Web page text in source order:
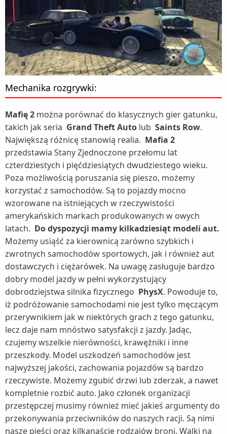
Mechanika rozgrywki:
Mafię 2 można porównać do klasycznych gier gatunku,
takich jak seria Grand Theft Auto lub Saints Row.
Największą różnicę stanowią realia. Mafia 2
przedstawia Stany Zjednoczone przełomu lat
czterdziestych i pięćdziesiątych dwudziestego wieku.
Poza możliwością poruszania się pieszo, możemy
korzystać z samochodów. Są to pojazdy mocno
wzorowane na istniejących w rzeczywistości
amerykańskich markach produkowanych w owych
latach. Do dyspozycji mamy kilkadziesiąt modeli aut.
Możemy usiąść za kierownicą zarówno szybkich i
zwrotnych samochodów sportowych, jak i również aut
dostawczych i ciężarówek. Na uwagę zasługuje bardzo
dobry model jazdy w pełni wykorzystujący
dobrodziejstwa silnika fizycznego PhysX. Powoduje to,
iż podróżowanie samochodami nie jest tylko męczącym
przerywnikiem jak w niektórych grach z tego gatunku,
lecz daje nam mnóstwo satysfakcji z jazdy. Jadąc,
czujemy wszelkie nierówności, krawężniki i inne
przeszkody. Model uszkodzeń samochodów jest
najwyższej jakości, zachowania pojazdów są bardzo
rzeczywiste. Możemy zgubić drzwi lub zderzak, a nawet
kompletnie rozbić auto. Jako członek organizacji
przestępczej musimy również mieć jakieś argumenty do
przekonywania przeciwników do naszych racji. Są nimi
nasze pięści oraz kilkanaście rodzajów broni. Walki na